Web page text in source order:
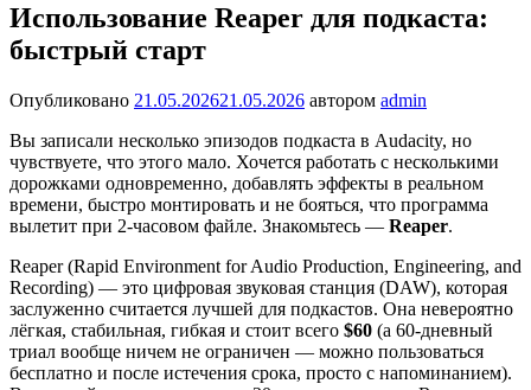
Использование Reaper для подкаста:
быстрый старт
Опубликовано 21.05.202621.05.2026 автором admin
Вы записали несколько эпизодов подкаста в Audacity, но
чувствуете, что этого мало. Хочется работать с несколькими
дорожками одновременно, добавлять эффекты в реальном
времени, быстро монтировать и не бояться, что программа
вылетит при 2-часовом файле. Знакомьтесь — Reaper.
Reaper (Rapid Environment for Audio Production, Engineering, and
Recording) — это цифровая звуковая станция (DAW), которая
заслуженно считается лучшей для подкастов. Она невероятно
лёгкая, стабильная, гибкая и стоит всего $60 (а 60-дневный
триал вообще ничем не ограничен — можно пользоваться
бесплатно и после истечения срока, просто с напоминанием).